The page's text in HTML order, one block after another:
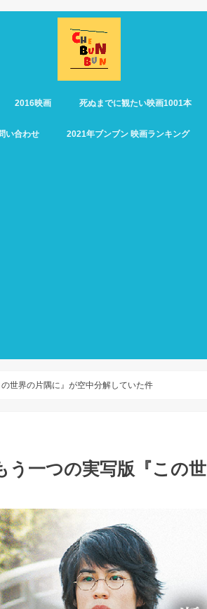
2016映画 死ぬまでに観たい映画1001本
い合わせ 2021年ブンブン 映画ランキング
世界の片隅に』が空中分解していた件
う一つの実写版『この世